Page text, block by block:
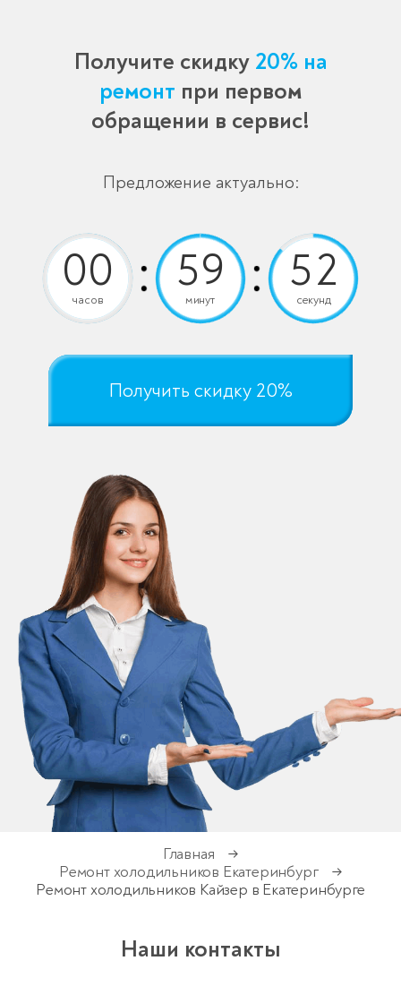
Получите скидку 20% на
ремонт при первом
обращении в сервис!
Предложение актуально:
часов минут секунд
Получить скидку 20%
Главная
→
Ремонт холодильников Екатеринбург
→
Ремонт холодильников Кайзер в Екатеринбурге
Наши контакты